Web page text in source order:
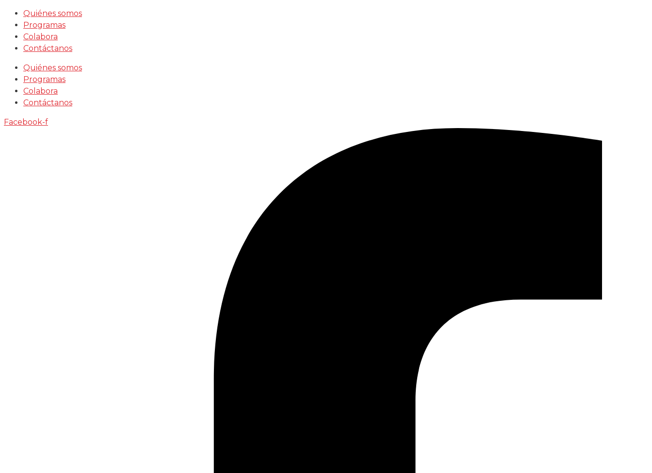
Saltar
contenido
Quiénes somos
Programas
Colabora
Contáctanos
Quiénes somos
Programas
Colabora
Contáctanos
Facebook-f